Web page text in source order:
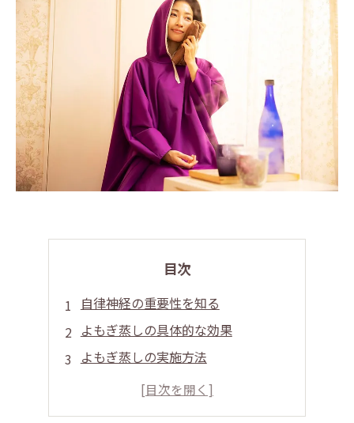
目次
自律神経の重要性を知る
よもぎ蒸しの具体的な効果
よもぎ蒸しの実施方法